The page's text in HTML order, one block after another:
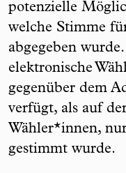
potenzielle
welche Stimme
abgegeben
elektronische
gegenüber dem
verfügt, als auf
Wähler*innen,
gestimmt wurde.